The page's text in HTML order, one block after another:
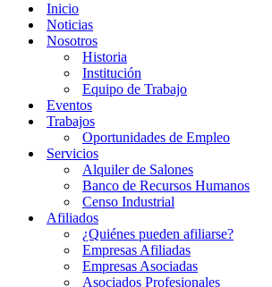
Inicio
Noticias
Nosotros
Historia
Institución
Equipo de Trabajo
Eventos
Trabajos
Oportunidades de Empleo
Servicios
Alquiler de Salones
Banco de Recursos Humanos
Censo Industrial
Afiliados
¿Quiénes pueden afiliarse?
Empresas Afiliadas
Empresas Asociadas
Asociados Profesionales